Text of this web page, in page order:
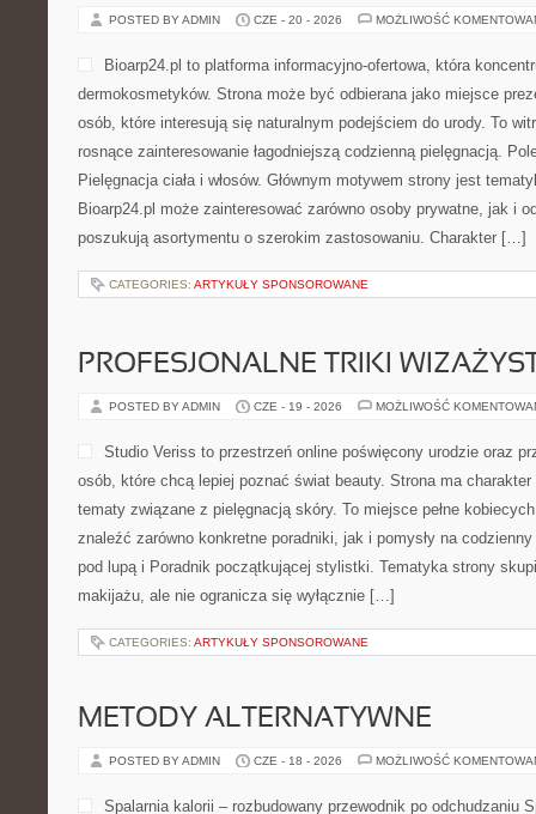
POSTED BY ADMIN CZE - 20 - 2026 MOŻLIWOŚĆ
Bioarp24.pl to platforma informacyjno-ofertowa, która
dermokosmetyków. Strona może być odbierana jako miejsce
osób, które interesują się naturalnym podejściem do urody. To
rosnące zainteresowanie łagodniejszą codzienną pielęgnacją.
Pielęgnacja ciała i włosów. Głównym motywem strony jest
Bioarp24.pl może zainteresować zarówno osoby prywatne, jak i
poszukują asortymentu o szerokim zastosowaniu. Charakter […]
CATEGORIES: ARTYKUŁY SPONSOROWANE
PROFESJONALNE TRIKI
POSTED BY ADMIN CZE - 19 - 2026 MOŻLIWOŚĆ
Studio Veriss to przestrzeń online poświęcony urodzie oraz
osób, które chcą lepiej poznać świat beauty. Strona ma
tematy związane z pielęgnacją skóry. To miejsce pełne
znaleźć zarówno konkretne poradniki, jak i pomysły na
pod lupą i Poradnik początkującej stylistki. Tematyka strony
makijażu, ale nie ogranicza się wyłącznie […]
CATEGORIES: ARTYKUŁY SPONSOROWANE
METODY ALTERNATYWNE
POSTED BY ADMIN CZE - 18 - 2026 MOŻLIWOŚĆ
Spalarnia kalorii – rozbudowany przewodnik po odchudzaniu